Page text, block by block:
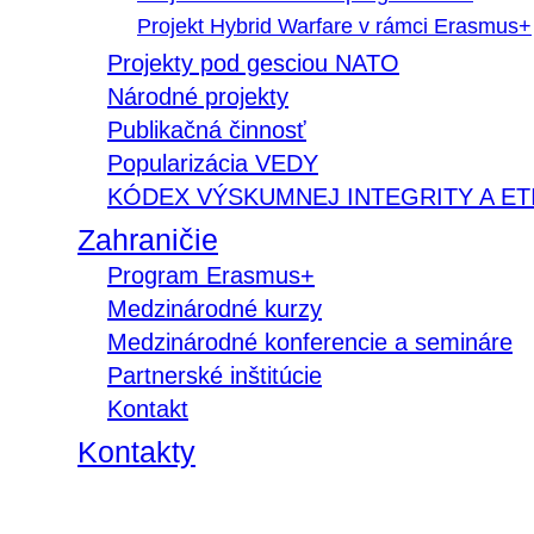
Projekt Hybrid Warfare v rámci Erasmus+
Projekty pod gesciou NATO
Národné projekty
Publikačná činnosť
Popularizácia VEDY
KÓDEX VÝSKUMNEJ INTEGRITY A
Zahraničie
Program Erasmus+
Medzinárodné kurzy
Medzinárodné konferencie a semináre
Partnerské inštitúcie
Kontakt
Kontakty